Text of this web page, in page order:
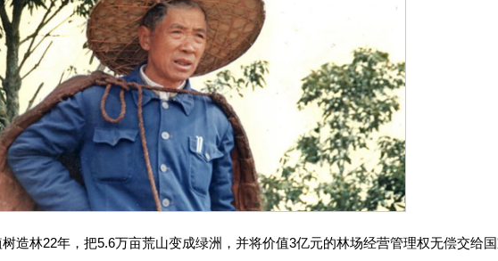
造林22年，把5.6万亩荒山变成绿洲，并将价值3亿元的林场经营管理权无偿交给